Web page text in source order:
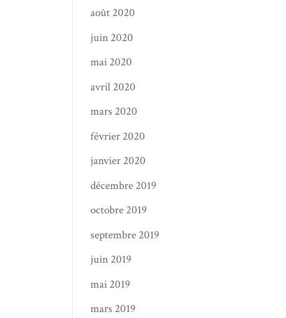
août 2020
juin 2020
mai 2020
avril 2020
mars 2020
février 2020
janvier 2020
décembre 2019
octobre 2019
septembre 2019
juin 2019
mai 2019
mars 2019